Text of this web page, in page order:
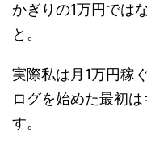
かぎりの1万円では
と。
実際私は月1万円稼
ログを始めた最初
す。